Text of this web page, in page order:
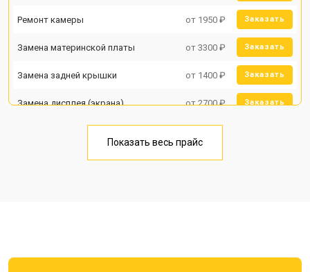
Ремонт камеры от 1950 ₽ Заказать
Замена материнской платы от 3300 ₽ Заказать
Замена задней крышки от 1400 ₽ Заказать
Замена дисплея (экрана) от 2700 ₽ Заказать
Замена кнопки включения от 1750 ₽
Показать весь прайс